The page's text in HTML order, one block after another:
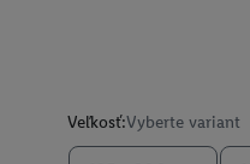
Veľkosť:Vyberte variant